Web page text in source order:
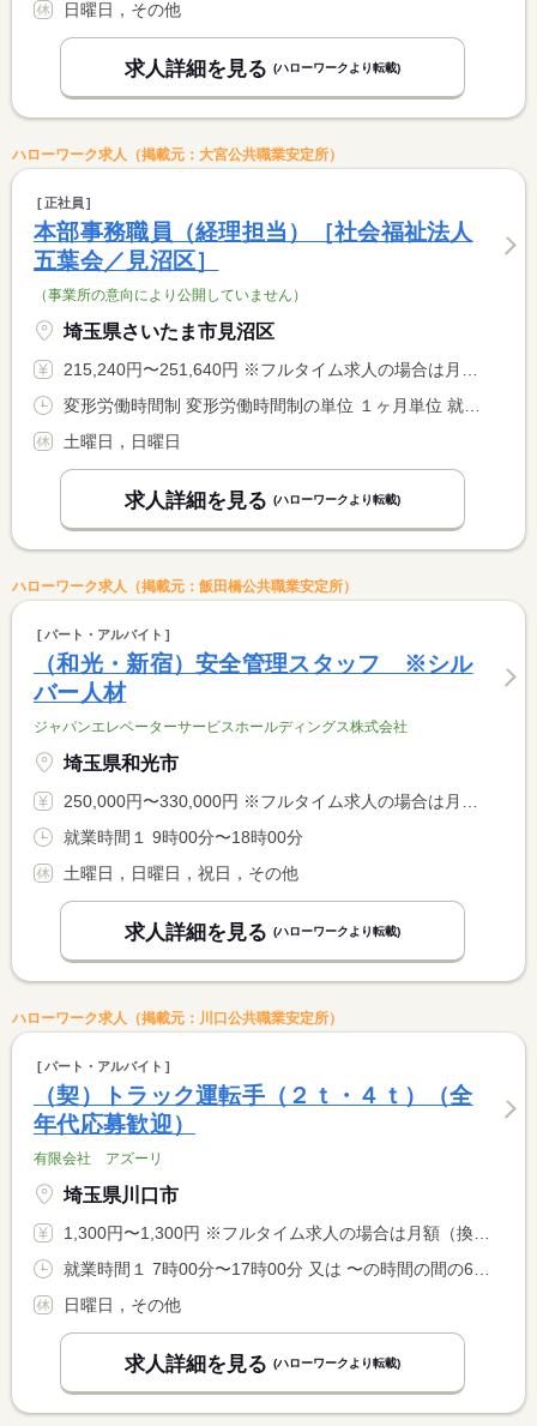
日曜日，その他
求人詳細を見る (ハローワークより転載)
ハローワーク求人（掲載元：大宮公共職業安定所）
正社員
本部事務職員（経理担当）［社会福祉法人
五葉会／見沼区］
（事業所の意向により公開していません）
埼玉県さいたま市見沼区
215,240円〜251,640円 ※フルタイム求人の場合は月額（換算額）、パート求人の場合は時間額を表示しています。
変形労働時間制 変形労働時間制の単位 １ヶ月単位 就業時間１ 9時00分〜18時00分
土曜日，日曜日
求人詳細を見る (ハローワークより転載)
ハローワーク求人（掲載元：飯田橋公共職業安定所）
パート・アルバイト
（和光・新宿）安全管理スタッフ ※シル
バー人材
ジャパンエレベーターサービスホールディングス株式会社
埼玉県和光市
250,000円〜330,000円 ※フルタイム求人の場合は月額（換算額）、パート求人の場合は時間額を表示しています。
就業時間１ 9時00分〜18時00分
土曜日，日曜日，祝日，その他
求人詳細を見る (ハローワークより転載)
ハローワーク求人（掲載元：川口公共職業安定所）
パート・アルバイト
（契）トラック運転手（２ｔ・４ｔ）（全
年代応募歓迎）
有限会社 アズーリ
埼玉県川口市
1,300円〜1,300円 ※フルタイム求人の場合は月額（換算額）、パート求人の場合は時間額を表示しています。
就業時間１ 7時00分〜17時00分 又は 〜の時間の間の6時間程度 就業時間に関する特記事項 自身のやれる範囲での日数 時間調整可能
日曜日，その他
求人詳細を見る (ハローワークより転載)